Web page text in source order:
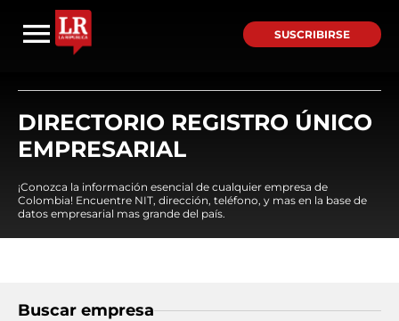
SUSCRIBIRSE
DIRECTORIO REGISTRO ÚNICO
EMPRESARIAL
¡Conozca la información esencial de cualquier empresa de
Colombia! Encuentre NIT, dirección, teléfono, y mas en la base de
datos empresarial mas grande del país.
Buscar empresa